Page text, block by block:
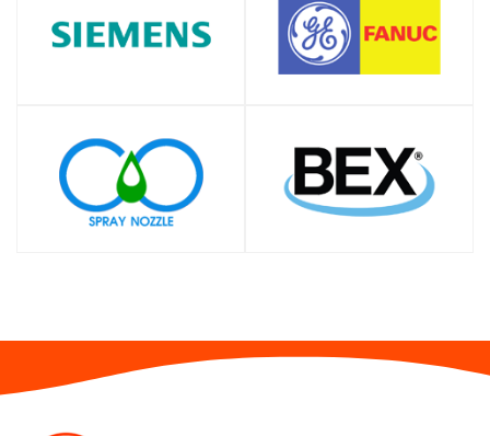
SHOP SHOP
SHOP SHOP